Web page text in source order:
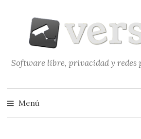
contenido
Software libre, privacidad y redes
Menú